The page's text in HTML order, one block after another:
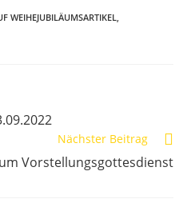
WEIHEJUBILÄUMSARTIKEL
Nächster Beitrag
Vorstellungsgottesdienst